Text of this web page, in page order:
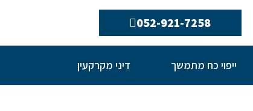
052-921-7258
ייפוי כח מתמשך דיני מקרקעין